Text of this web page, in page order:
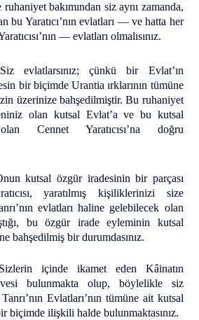
bakımından siz aynı zamanda,
bu Yaratıcı’nın evlatları — ve hatta her
— evlatları olmalısınız.
evlatlarsınız; çünkü bir Evlat’ın
bir biçimde Urantia ırklarının tümüne
üzerinize bahşedilmiştir. Bu ruhaniyet
olan kutsal Evlat’a ve bu kutsal
Cennet Yaratıcısı’na doğru
kutsal özgür iradesinin bir parçası
yaratılmış kişiliklerinizi size
evlatları haline gelebilecek olan
bu özgür irade eyleminin kutsal
bahşedilmiş bir durumdasınız.
içinde ikamet eden Kâinatın
bulunmakta olup, böylelikle siz
Evlatları’nın tümüne ait kutsal
biçimde ilişkili halde bulunmaktasınız.